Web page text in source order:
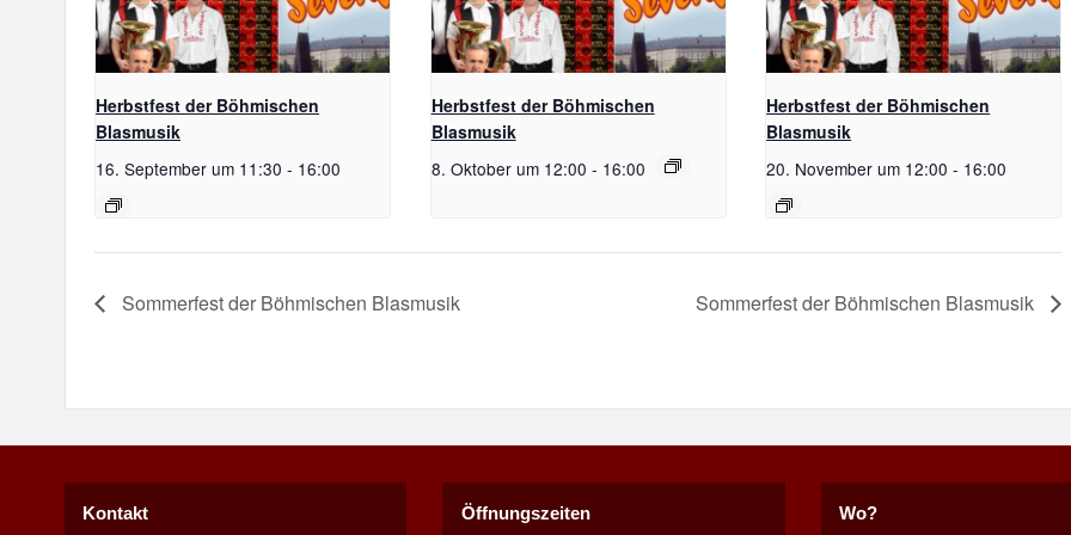
Herbstfest der Böhmischen
Blasmusik
16. September um 11:30 - 16:00
Herbstfest der Böhmischen
Blasmusik
8. Oktober um 12:00 - 16:00
Herbstfest der Böhmischen
Blasmusik
20. November um 12:00 - 16:00
Sommerfest der Böhmischen Blasmusik Sommerfest der Böhmischen Blasmusik
Kontakt Öffnungszeiten Wo?